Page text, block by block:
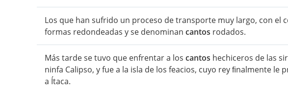
Los que han sufrido un proceso de transporte muy largo, con el
formas redondeadas y se denominan cantos rodados.
Más tarde se tuvo que enfrentar a los cantos hechiceros de las
ninfa Calipso, y fue a la isla de los feacios, cuyo rey ﬁnalmente
a Ítaca.